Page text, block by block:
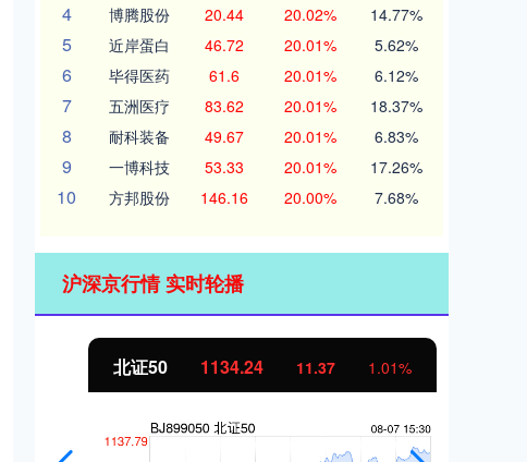
4 博腾股份 20.44 20.02% 14.77%
5 近岸蛋白 46.72 20.01% 5.62%
6 毕得医药 61.6 20.01% 6.12%
7 五洲医疗 83.62 20.01% 18.37%
8 耐科装备 49.67 20.01% 6.83%
9 一博科技 53.33 20.01% 17.26%
10 方邦股份 146.16 20.00% 7.68%
沪深京行情 实时轮播
北证50 1134.24 11.37 1.01%